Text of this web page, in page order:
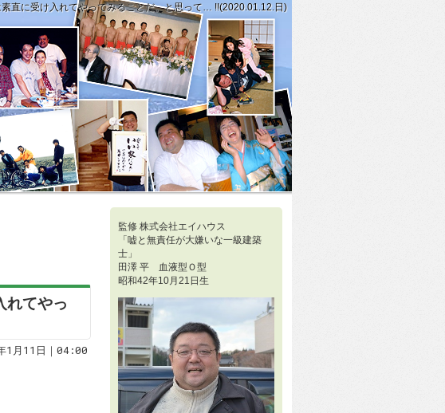
直に受け入れてやってみることだ。と思って… !!(2020.01.12.日)
れがプロの仕事だと思って私は行動することに…!!(2020.01.11.土)」
れてやっ
1月11日｜04:00
監修 株式会社エイハウス
「嘘と無責任が大嫌いな一級建築
士」
田澤 平 血液型Ｏ型
昭和42年10月21日生